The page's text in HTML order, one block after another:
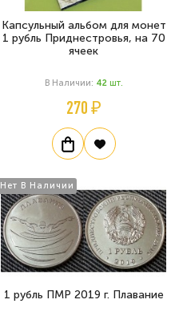
Капсульный альбом для монет
1 рубль Приднестровья, на 70
ячеек
В Наличии: 42 Шт.
270 ₽
Нет В Наличии
1 рубль ПМР 2019 г. Плавание